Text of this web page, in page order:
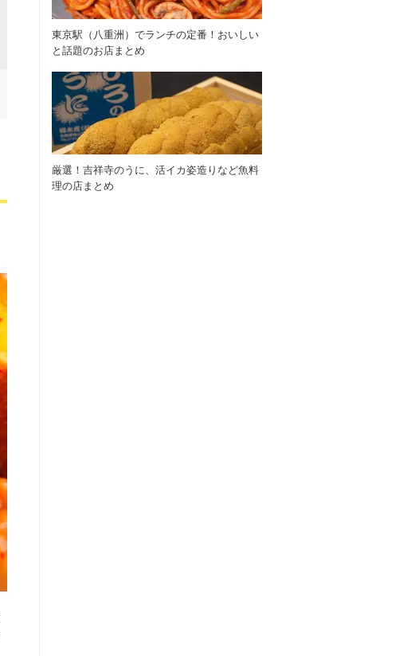
東京駅（八重洲）でランチの定番！おいしい
と話題のお店まとめ
厳選！吉祥寺のうに、活イカ姿造りなど魚料
理の店まとめ